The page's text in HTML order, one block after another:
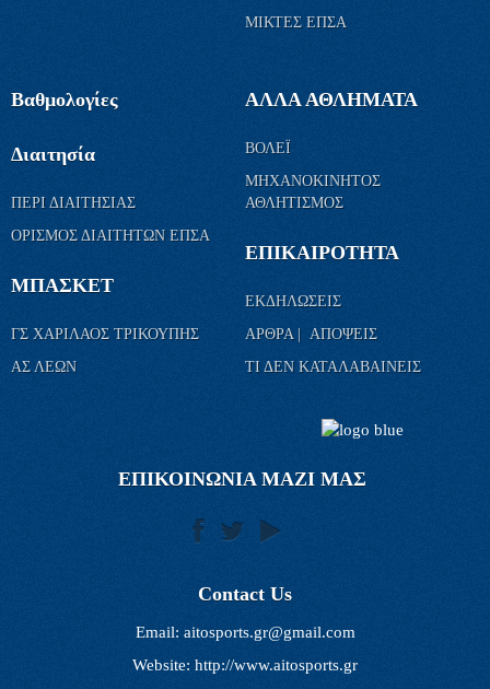
ΜΙΚΤΕΣ ΕΠΣΑ
Βαθμολογίες
Διαιτησία
ΠΕΡΙ ΔΙΑΙΤΗΣΙΑΣ
ΟΡΙΣΜΟΣ ΔΙΑΙΤΗΤΩΝ ΕΠΣΑ
ΜΠΑΣΚΕΤ
ΓΣ ΧΑΡΙΛΑΟΣ ΤΡΙΚΟΥΠΗΣ
ΑΣ ΛΕΩΝ
ΑΛΛΑ ΑΘΛΗΜΑΤΑ
ΒΟΛΕΪ
ΜΗΧΑΝΟΚΙΝΗΤΟΣ
ΑΘΛΗΤΙΣΜΟΣ
ΕΠΙΚΑΙΡΟΤΗΤΑ
ΕΚΔΗΛΩΣΕΙΣ
ΑΡΘΡΑ | ΑΠΟΨΕΙΣ
ΤΙ ΔΕΝ ΚΑΤΑΛΑΒΑΙΝΕΙΣ
ΕΠΙΚΟΙΝΩΝΙΑ ΜΑΖΙ ΜΑΣ
Contact Us
Email: aitosports.gr@gmail.com
Website: http://www.aitosports.gr